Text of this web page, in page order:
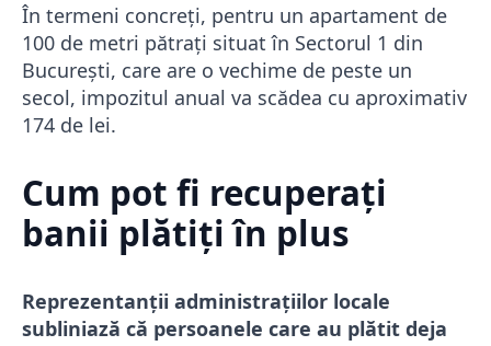
În termeni concreți, pentru un apartament de
100 de metri pătrați situat în Sectorul 1 din
București, care are o vechime de peste un
secol, impozitul anual va scădea cu aproximativ
174 de lei.
Cum pot fi recuperați
banii plătiți în plus
Reprezentanții administrațiilor locale
subliniază că persoanele care au plătit deja